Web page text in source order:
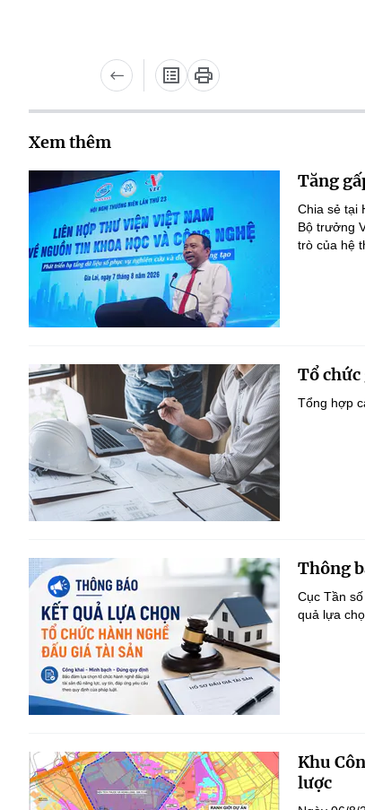
Xem thêm
Tăng
Chia sẻ tại
Bộ trưởng
trò của hệ
Tổ
Tổng hợp
Thông
Cục Tần
quả lựa
Khu
lược